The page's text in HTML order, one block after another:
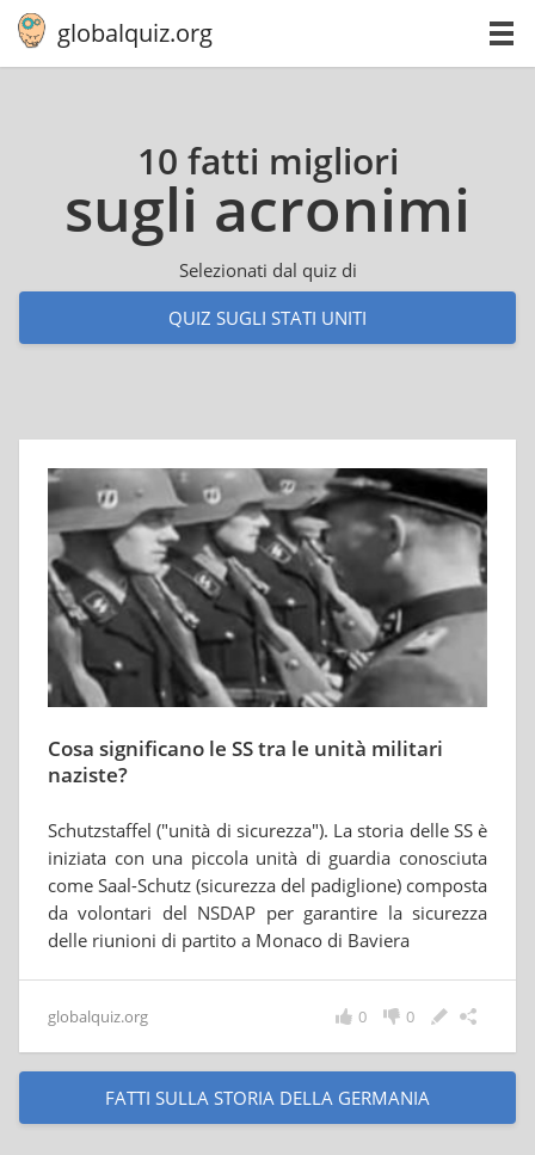
globalquiz.org
10 fatti migliori
sugli acronimi
Selezionati dal quiz di
QUIZ SUGLI STATI UNITI
Cosa significano le SS tra le unità militari
naziste?
Schutzstaffel ("unità di sicurezza"). La storia delle SS è
iniziata con una piccola unità di guardia conosciuta
come Saal-Schutz (sicurezza del padiglione) composta
da volontari del NSDAP per garantire la sicurezza
delle riunioni di partito a Monaco di Baviera
globalquiz.org 0
0
FATTI SULLA STORIA DELLA GERMANIA